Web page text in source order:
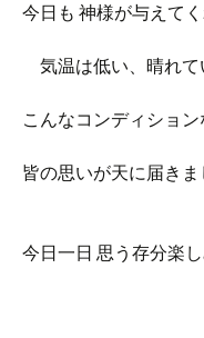
今日も 神様が与えて
気温は低い、晴れて
こんなコンディション
皆の思いが天に届きま
今日一日 思う存分楽